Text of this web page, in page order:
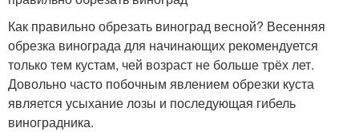
Как правильно обрезать виноград весной? Весенняя
обрезка винограда для начинающих рекомендуется
только тем кустам, чей возраст не больше трёх лет.
Довольно часто побочным явлением обрезки куста
является усыхание лозы и последующая гибель
виноградника.